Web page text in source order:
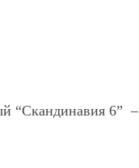
“Скандинавия 6”